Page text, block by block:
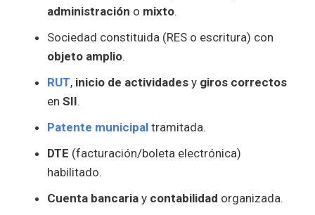
administración o mixto.
Sociedad constituida (RES o escritura) con
objeto amplio.
RUT, inicio de actividadesy giros correctos
en SII.
Patente municipaltramitada.
DTE (facturación/boleta electrónica)
habilitado.
Cuenta bancariay contabilidad organizada.